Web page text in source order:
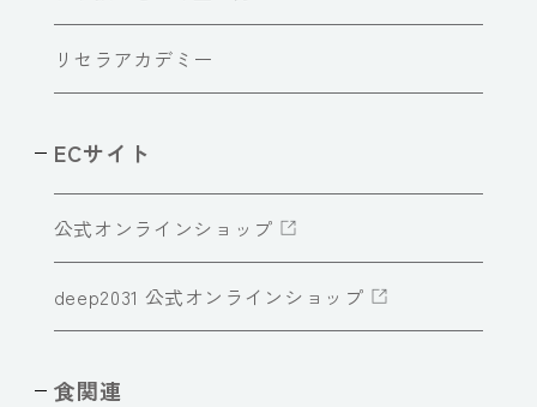
リセラアカデミー
ECサイト
公式オンラインショップ
deep2031 公式オンラインショップ
食関連